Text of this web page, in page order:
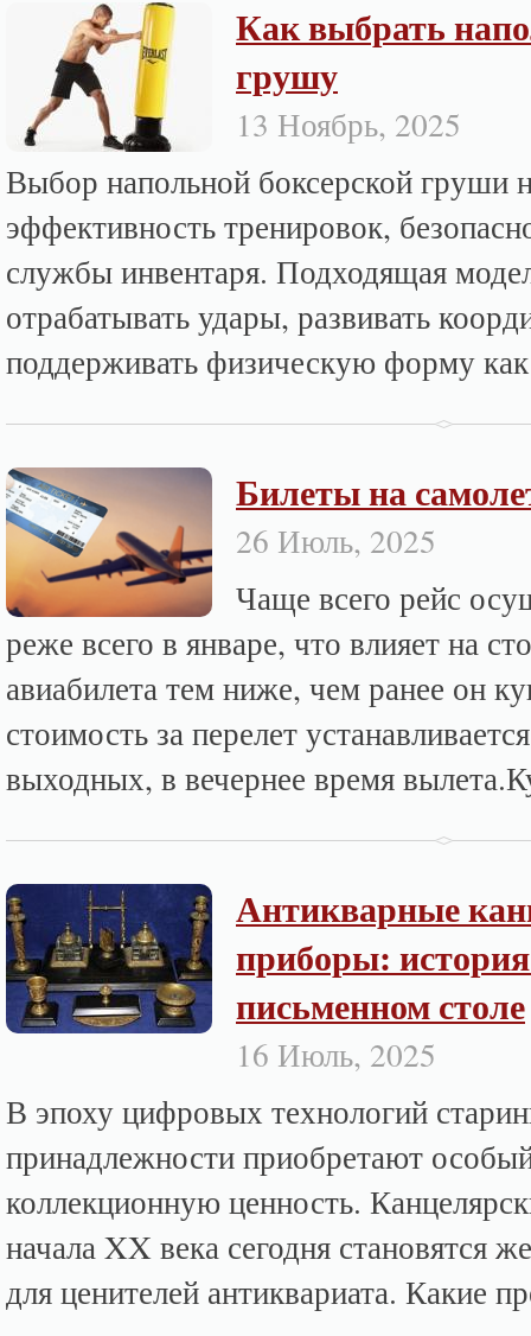
Как выбрать
грушу
13 Ноябрь, 2025
Выбор напольной боксерской груши
эффективность тренировок,
службы инвентаря. Подходящая
отрабатывать удары, развивать
поддерживать физическую форму
Билеты на
26 Июль, 2025
Чаще всего рейс
реже всего в январе, что влияет на
авиабилета тем ниже, чем ранее он
стоимость за перелет
выходных, в вечернее время
Антикварные
приборы:
письменном столе
16 Июль, 2025
В эпоху цифровых технологий
принадлежности приобретают
коллекционную ценность.
начала XX века сегодня становятся
для ценителей антиквариата. Какие